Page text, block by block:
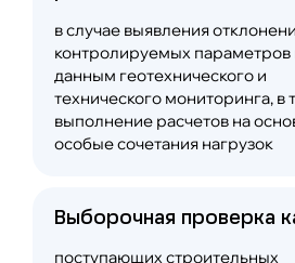
в случае выявления
контролируемых параметров
данным геотехнического и
технического мониторинга, в
выполнение расчетов на
особые сочетания нагрузок
Выборочная проверка
поступающих строительных